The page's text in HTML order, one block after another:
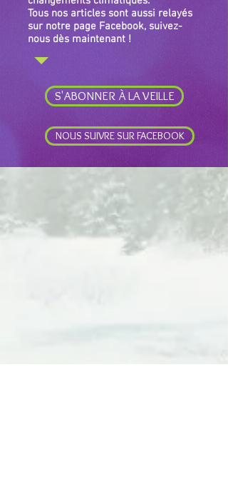
Tous nos articles sont aussi relayés
sur notre page Facebook, suivez-
nous dès maintenant !
S'ABONNER À LA VEILLE
NOUS SUIVRE SUR FACEBOOK